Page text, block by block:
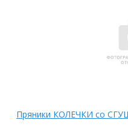
Пряники КОЛЕЧКИ со